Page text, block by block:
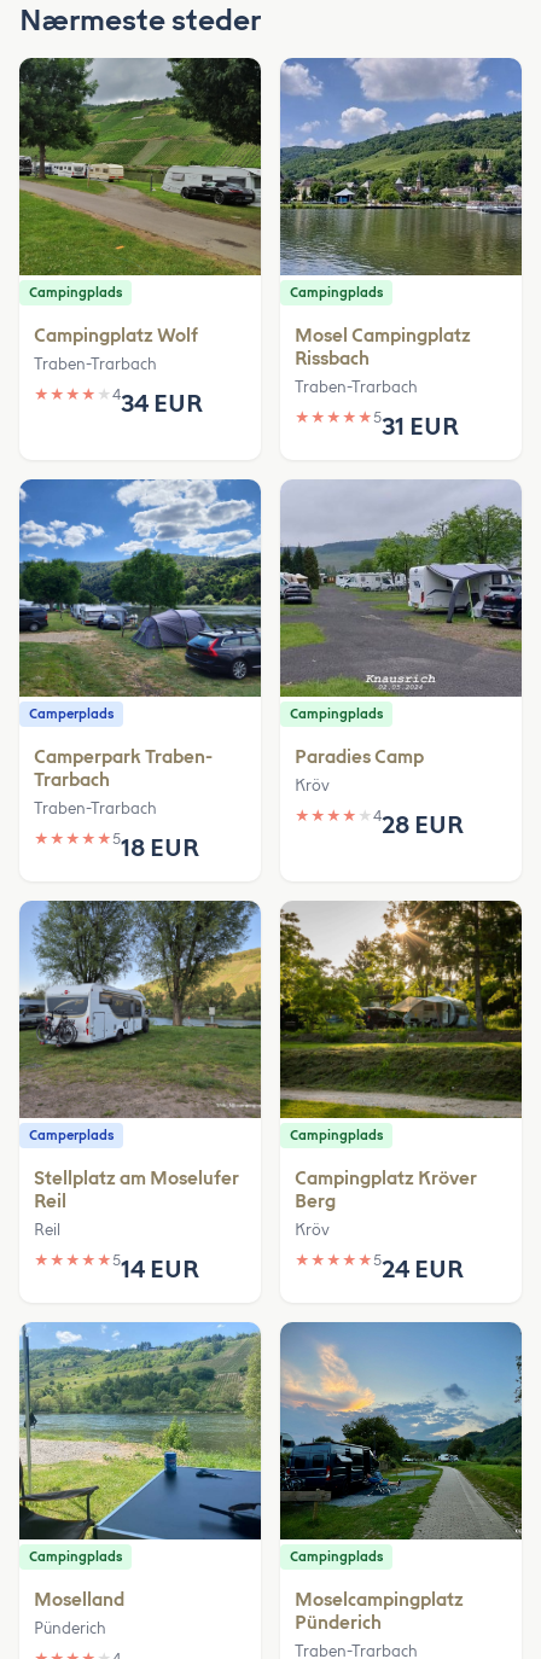
Nærmeste steder
Campingplads
Campingplatz Wolf
Traben-Trarbach
★ ★ ★ ★ ★ 434 EUR
Campingplads
Mosel Campingplatz
Rissbach
Traben-Trarbach
★ ★ ★ ★ ★531 EUR
Camperplads
Camperpark Traben-
Trarbach
Traben-Trarbach
★ ★ ★ ★ ★518 EUR
Campingplads
Paradies Camp
Kröv
★ ★ ★ ★ ★ 428 EUR
Camperplads
Stellplatz am Moselufer
Reil
Reil
★ ★ ★ ★ ★514 EUR
Campingplads
Campingplatz Kröver
Berg
Kröv
★ ★ ★ ★ ★524 EUR
Campingplads
Moselland
Pünderich
Campingplads
Moselcampingplatz
Pünderich
Traben-Trarbach